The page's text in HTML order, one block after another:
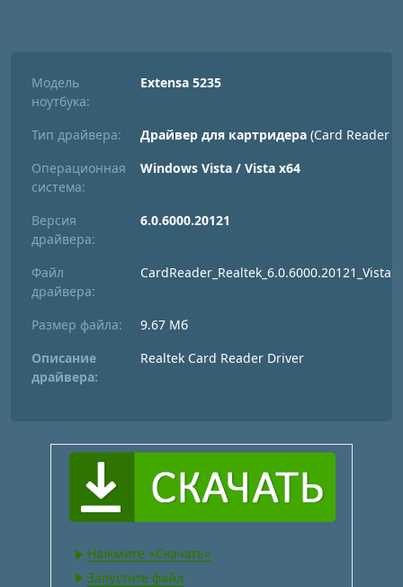
Модель
ноутбука:
Extensa 5235
Тип драйвера: Драйвер для картридера (Card Reader
Операционная
система:
Windows Vista / Vista x64
Версия
драйвера:
6.0.6000.20121
Файл
драйвера:
Размер файла:
9.67 Мб
Описание
драйвера:
Realtek Card Reader Driver